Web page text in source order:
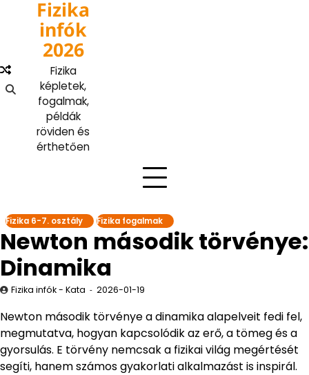
content
Fizika
infók
2026
Fizika
képletek,
fogalmak,
példák
röviden és
érthetően
Fizika 6-7. osztály Fizika fogalmak
Newton második törvénye:
Dinamika
Fizika infók - Kata 2026-01-19
Newton második törvénye a dinamika alapelveit fedi fel,
megmutatva, hogyan kapcsolódik az erő, a tömeg és a
gyorsulás. E törvény nemcsak a fizikai világ megértését
segíti, hanem számos gyakorlati alkalmazást is inspirál.